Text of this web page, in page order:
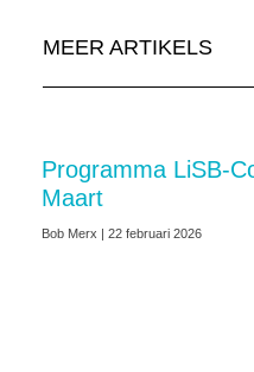
MEER ARTIKELS
Programma LiSB-
Maart
Bob Merx 22 februari 2026